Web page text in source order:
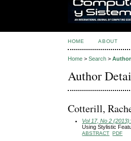
HOME ABOUT
Home >Search >
Author
Cotterill,
Vol 17, No 2
Using Stylistic
ABSTRACT PDF